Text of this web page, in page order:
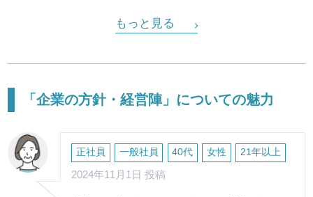
もっと見る
「企業の方針・経営陣」についての魅力
正社員 一般社員 40代 女性 21年以上
2024年11月1日 投稿